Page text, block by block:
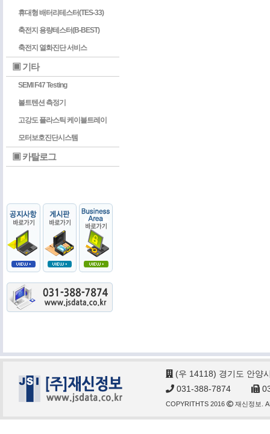
휴대형 배터리테스터(TES-33)
축전지 용량테스터(B-BEST)
축전지 열화진단 서비스
▣ 기타
SEMI F47 Testing
볼트텐션 측정기
고강도 플라스틱 케이블트레이
모터보호진단시스템
▣ 카탈로그
(우 14118) 경기도 안양
031-388-7874
COPYRITHTS 2016 재신정보.